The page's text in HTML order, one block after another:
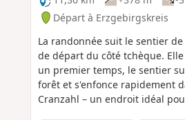
Départ à Erzgebirgskreis
La randonnée suit le sentier
de départ du côté tchèque.
un premier temps, le sentier
forêt et s'enfonce rapidement
Cranzahl – un endroit idéal